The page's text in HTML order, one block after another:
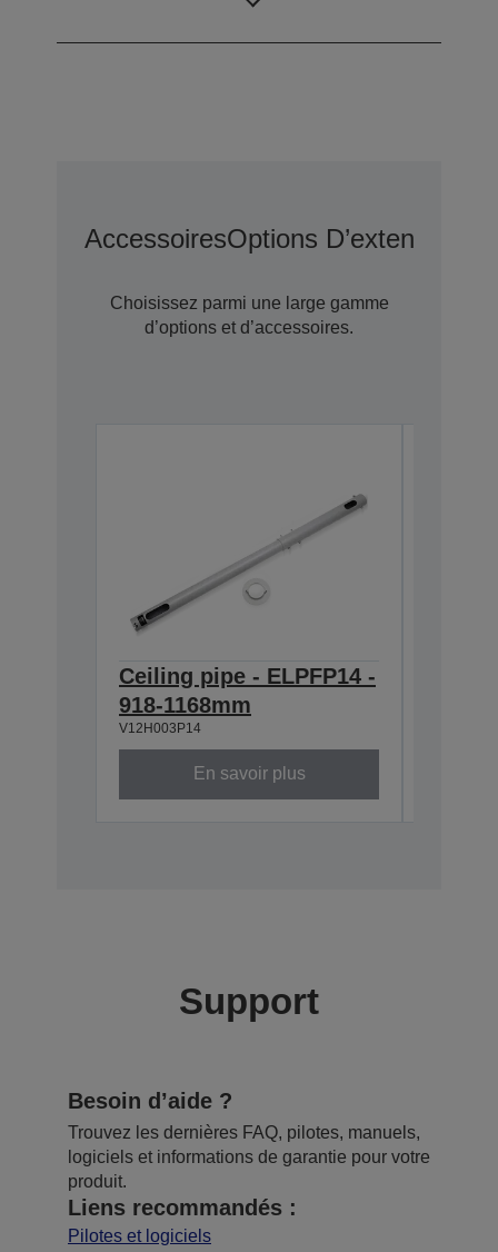
AccessoiresOptions D’extension
Choisissez parmi une large gamme
d’options et d’accessoires.
Ceiling pipe - ELPFP14 -
918-1168mm
V12H003P14
En savoir plus
Support
Besoin d’aide ?
Trouvez les dernières FAQ, pilotes, manuels,
logiciels et informations de garantie pour votre
produit.
Liens recommandés :
Pilotes et logiciels